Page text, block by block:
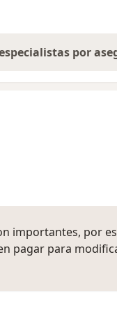
por
importantes, por
pagar para